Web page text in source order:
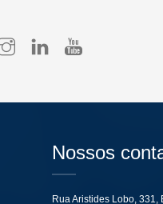
Nossos
Rua Aristides Lobo, 331,